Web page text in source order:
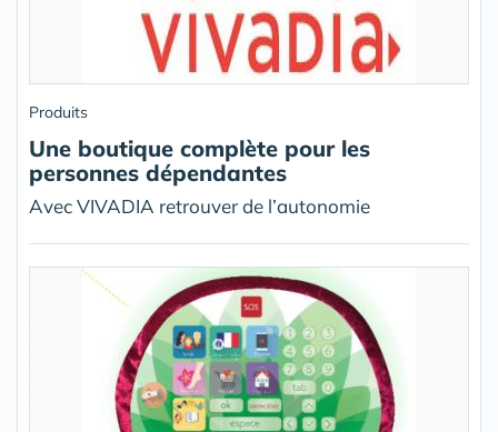
Produits
Une boutique complète pour les
personnes dépendantes
Avec VIVADIA retrouver de l’autonomie